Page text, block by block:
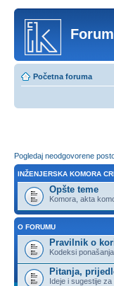
Početna foruma
Pogledaj neodgovorene
INŽENJERSKA KOMORA
Opšte teme
Komora, akta
O FORUMU
Pravilnik o
Kodeksi
Pitanja,
Ideje i sugestije